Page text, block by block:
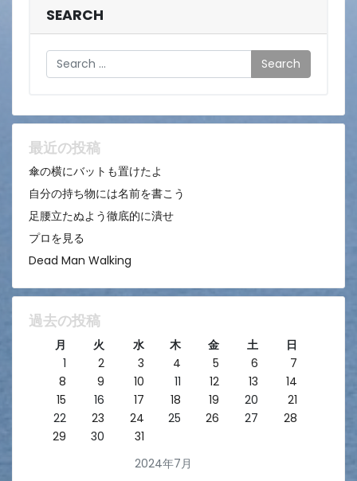
SEARCH
Search
最近の投稿
傘の横にバットも置けたよ
自分の持ち物には名前を書こう
足腰立たぬよう徹底的に潰せ
プロを見る
Dead Man Walking
過去の投稿
2024年7月
月 火 水 木 金 土
日
1
2 3 4 5 6
7
8
9 10 11 12 13
14
15
16 17 18 19 20
21
22
23 24 25 26 27
28
29
30 31